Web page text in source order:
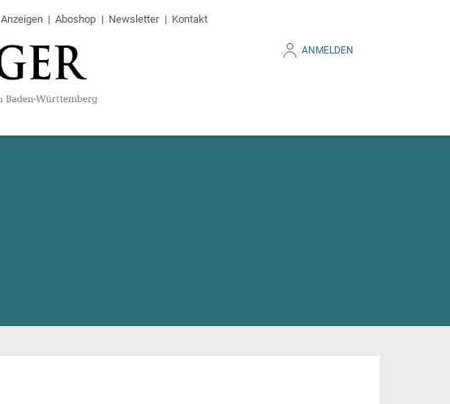
Anzeigen Aboshop Newsletter Kontakt
ANMELDEN